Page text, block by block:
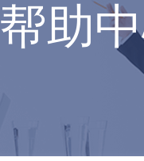
帮助